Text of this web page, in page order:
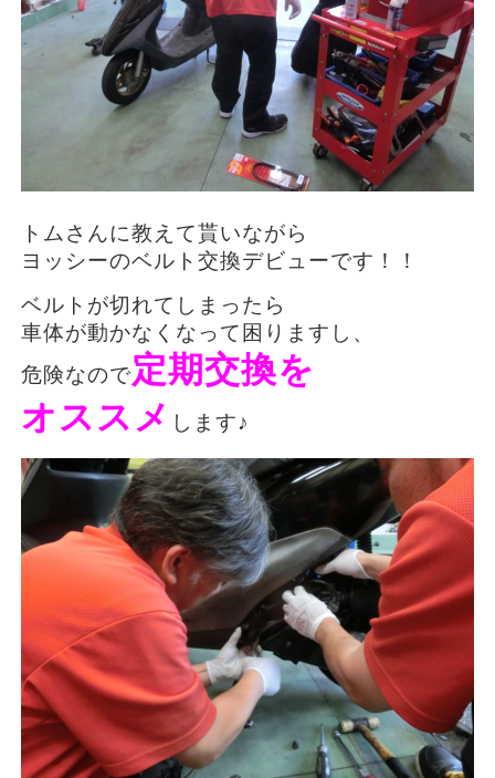
トムさんに教えて貰いながら
ヨッシーのベルト交換デビューです！！
ベルトが切れてしまったら
車体が動かなくなって困りますし、
危険なので定期交換を
オススメ します♪